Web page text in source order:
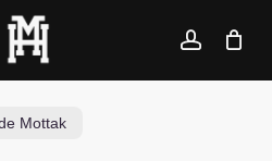
account
Mottak